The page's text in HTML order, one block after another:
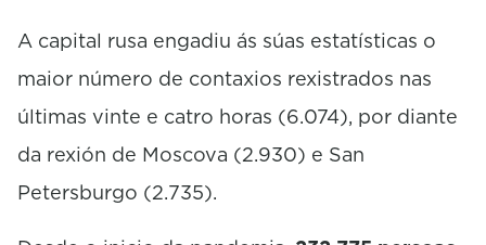
A capital rusa engadiu ás súas estatísticas o
maior número de contaxios rexistrados nas
últimas vinte e catro horas (6.074), por diante
da rexión de Moscova (2.930) e San
Petersburgo (2.735).